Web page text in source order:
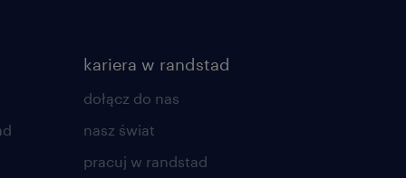
kariera w randstad
dołącz do nas
nasz świat
pracuj w randstad